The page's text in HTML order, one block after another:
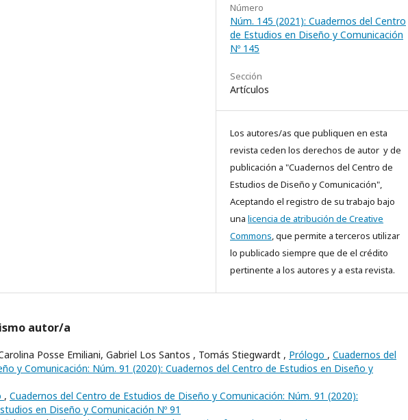
Número
Núm. 145 (2021): Cuadernos del Centro
de Estudios en Diseño y Comunicación
Nº 145
Sección
Artículos
Los autores/as que publiquen en esta
revista ceden los derechos de autor y de
publicación a "Cuadernos del Centro de
Estudios de Diseño y Comunicación",
Aceptando el registro de su trabajo bajo
una licencia de atribución de Creative
Commons, que permite a terceros utilizar
lo publicado siempre que de el crédito
pertinente a los autores y a esta revista.
autor/a
Posse Emiliani, Gabriel Los Santos , Tomás Stiegwardt , Prólogo , Cuadernos del
y Comunicación: Núm. 91 (2020): Cuadernos del Centro de Estudios en Diseño y
, Cuadernos del Centro de Estudios de Diseño y Comunicación: Núm. 91 (2020):
en Diseño y Comunicación Nº 91